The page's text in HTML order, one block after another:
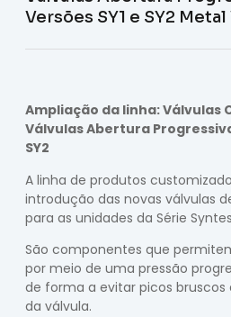
Versões SY1 e SY2
Ampliação da linha: Válvulas
Válvulas Abertura
SY2
A linha de produtos
introdução das novas válvulas
para as unidades da Série
São componentes que
por meio de uma pressão
de forma a evitar picos bruscos
da válvula.